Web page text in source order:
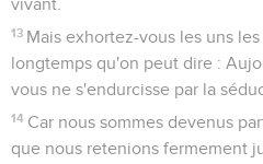
vivant.
13 Mais exhortez-vous les uns
longtemps qu'on peut dire :
vous ne s'endurcisse par la
14 Car nous sommes devenus
que nous retenions fermement